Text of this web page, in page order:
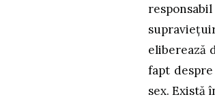
eliberează
fapt
sex. Există